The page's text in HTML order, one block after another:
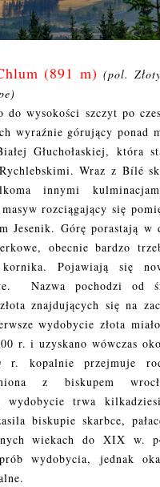
(891 m) (pol.
do wysokości szczyt po
wyraźnie górujący ponad
Głuchołaskiej, która
Wraz z Bílé
innymi
rozciągający się
Jesenik. Górę porastają w
obecnie bardzo
Pojawiają się
Nazwa pochodzi od
znajdujących się na
wydobycie złota
r. i uzyskano wówczas
r. kopalnie przejmuje
z biskupem
wydobycie trwa
biskupie skarbce,
wiekach do XIX w.
wydobycia, jednak